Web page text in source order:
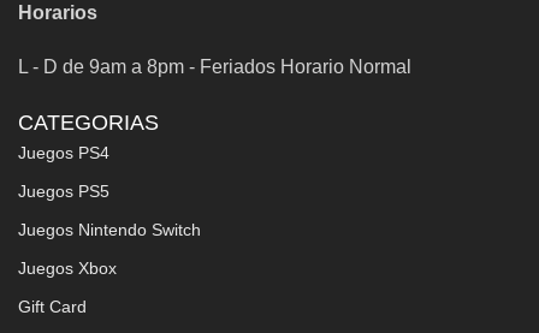
Horarios
L - D de 9am a 8pm - Feriados Horario Normal
CATEGORIAS
Juegos PS4
Juegos PS5
Juegos Nintendo Switch
Juegos Xbox
Gift Card